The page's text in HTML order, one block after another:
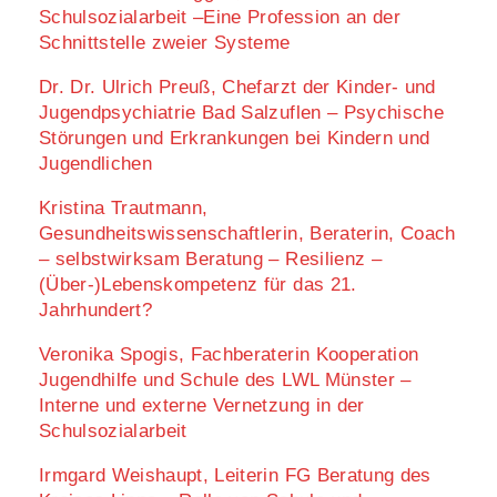
Schulsozialarbeit –Eine Profession an der
Schnittstelle zweier Systeme
Dr. Dr. Ulrich Preuß, Chefarzt der Kinder- und
Jugendpsychiatrie Bad Salzuflen – Psychische
Störungen und Erkrankungen bei Kindern und
Jugendlichen
Kristina Trautmann,
Gesundheitswissenschaftlerin, Beraterin, Coach
– selbstwirksam Beratung – Resilienz –
(Über-)Lebenskompetenz für das 21.
Jahrhundert?
Veronika Spogis, Fachberaterin Kooperation
Jugendhilfe und Schule des LWL Münster –
Interne und externe Vernetzung in der
Schulsozialarbeit
Irmgard Weishaupt, Leiterin FG Beratung des